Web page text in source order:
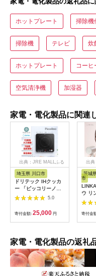
ホットプレート 掃除機
掃除機 テレビ 炊
ホットプレート コーヒ
空気清浄機 加湿器
家電・電化製品に関連
出典：JRE MALLふる
さと納税
埼玉県 川口市
ドリテック IHクッカ
ー 「ピッコリーノ」
ブラック DI-
217BK【1642626】
5.0
寄付金額: 25,000 円
出典
茨城
市
ウ リ
ヤー
テ ギ
贈呈
の日
寄付金
家電・電化製品の返礼